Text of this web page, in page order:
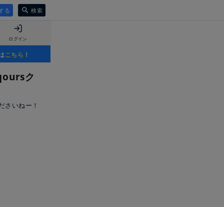
る 検索
ログイン
こちら ！
ク
いねー！